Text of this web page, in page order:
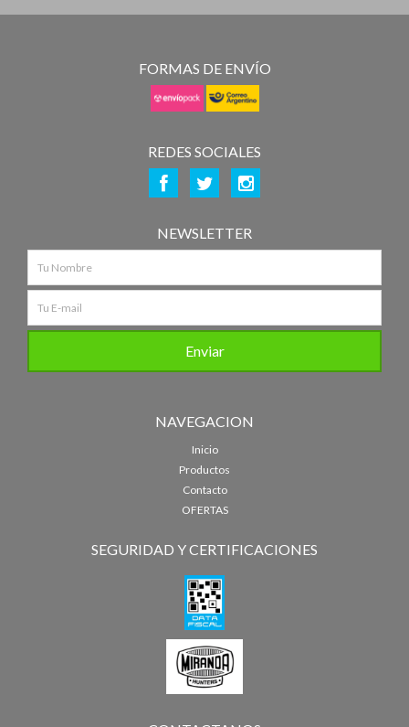
FORMAS DE ENVÍO
REDES SOCIALES
NEWSLETTER
NAVEGACION
Inicio
Productos
Contacto
OFERTAS
SEGURIDAD Y CERTIFICACIONES